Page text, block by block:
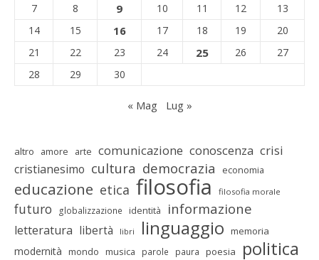
7
8 9 10 11 12
13
14
15 16 17 18 19
20
21
22 23 24 25 26
27
28
29 30
« Mag Lug »
altro amore arte comunicazione conoscenza crisi
cristianesimo cultura democrazia economia
educazione etica filosofia filosofia morale
futuro globalizzazione identità informazione
letteratura libertà libri linguaggio memoria
modernità mondo musica parole paura poesia politica